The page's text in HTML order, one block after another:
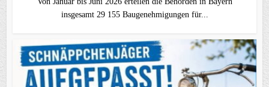
insgesamt 29 155 Baugenehmigungen für...